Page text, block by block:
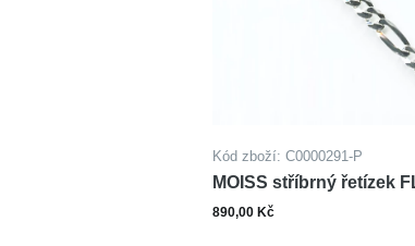
Kód zboží: C0000291-P
MOISS stříbrný řetízek
FIGARO
890,00 Kč